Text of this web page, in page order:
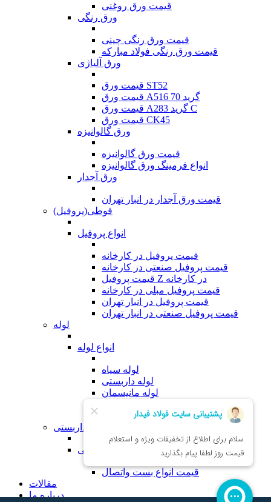
قیمت ورق روغنی
ورق رنگی
قیمت ورق رنگی چینی
قیمت ورق رنگی فولاد مبارکه
ورق آلیاژی
قیمت ورق ST52
قیمت ورق A516 گرید 70
قیمت ورق A283 گرید C
قیمت ورق CK45
ورق گالوانیزه
قیمت ورق گالوانیزه
انواع فرمینگ ورق گالوانیزه
ورق آجدار
قیمت ورق آجدار در انبار تهران
قوطی(پروفیل)
انواع پروفیل
قیمت پروفیل در کارخانه
قیمت پروفیل صنعتی در کارخانه
قیمت پروفیل Z در کارخانه
قیمت پروفیل مبلی در کارخانه
قیمت پروفیل در انبار تهران
قیمت پروفیل صنعتی در انبار تهران
لوله
انواع لوله
لوله سیاه
لوله داربستی
لوله مانیسمان
لوله مبلی
لوازم داربستی
انواع لوازم داربستی
قیمت انواع بست واتصال
مقالات
درباره ما